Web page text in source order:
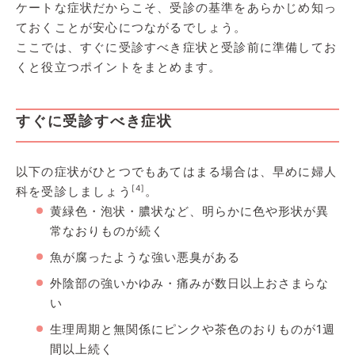
ケートな症状だからこそ、受診の基準をあらかじめ知っ
ておくことが安心につながるでしょう。
ここでは、すぐに受診すべき症状と受診前に準備してお
くと役立つポイントをまとめます。
すぐに受診すべき症状
以下の症状がひとつでもあてはまる場合は、早めに婦人
科を受診しましょう [4] 。
黄緑色・泡状・膿状など、明らかに色や形状が異
常なおりものが続く
魚が腐ったような強い悪臭がある
外陰部の強いかゆみ・痛みが数日以上おさまらな
い
生理周期と無関係にピンクや茶色のおりものが1週
間以上続く